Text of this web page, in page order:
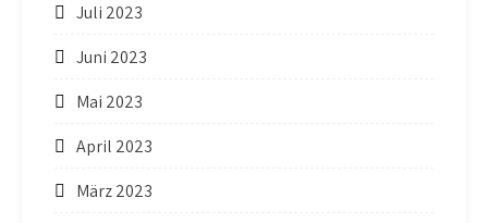
Juli 2023
Juni 2023
Mai 2023
April 2023
März 2023